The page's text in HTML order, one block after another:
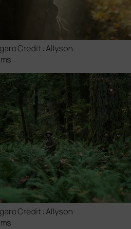
Credit : Allyson
Credit : Allyson